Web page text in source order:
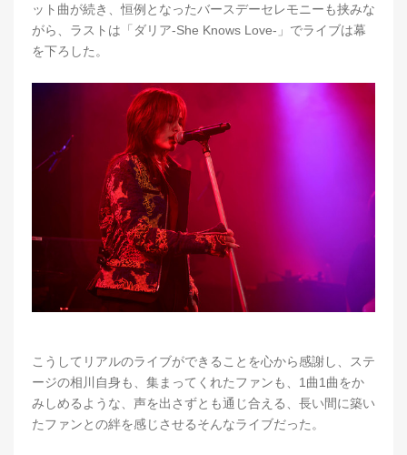
ット曲が続き、恒例となったバースデーセレモニーも挟みな
がら、ラストは「ダリア-She Knows Love-」でライブは幕
を下ろした。
こうしてリアルのライブができることを心から感謝し、ステ
ージの相川自身も、集まってくれたファンも、1曲1曲をか
みしめるような、声を出さずとも通じ合える、長い間に築い
たファンとの絆を感じさせるそんなライブだった。